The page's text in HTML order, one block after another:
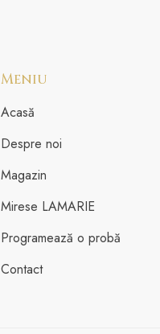
Meniu
Acasă
Despre noi
Magazin
Mirese LAMARIE
Programează o probă
Contact